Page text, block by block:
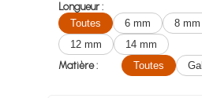
Longueur :
Toutes
6 mm 8 mm
12 mm
14 mm
Matière :
Toutes